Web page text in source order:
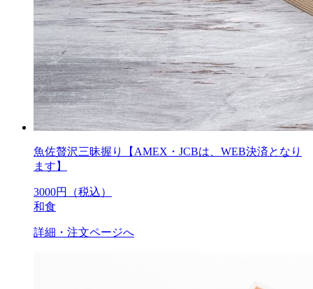
魚佐贅沢三昧握り【AMEX・JCBは、WEB決済となり
ます】
3000円（税込）
和食
詳細・注文ページへ